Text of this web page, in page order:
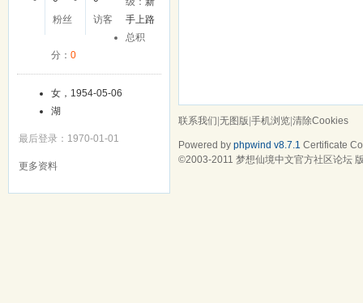
粉丝
访客
手上路
总积
分： 0
女，1954-05-06
湖
最后登录：1970-01-01
更多资料
联系我们|无图版|手机浏览|清除Cookies
Powered by phpwind v8.7.1 Certificate
©2003-2011 梦想仙境中文官方社区论坛